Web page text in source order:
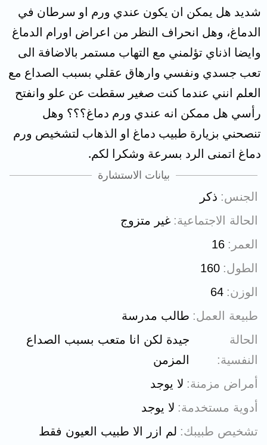
شديد هل يمكن ان يكون عندي ورم او سرطان في
الدماغ، وهل انحراف النظر من اعراض اورام الدماغ
وايضا اذناي تؤلمني مع التهاب مستمر بالاضافة الى
تعب جسدي ونفسي وارهاق عقلي بسبب الصداع مع
العلم انني عندما كنت صغير سقطت عن علو وانفتح
رأسي هل ممكن انه عندي ورم دماغ؟؟؟ وهل
تنصحني بزيارة طبيب دماغ او الذهاب لتشخيص ورم
دماغ اتمنى الرد بسرعة وشكرا لكم.
بيانات الاستشارة
الجنس ذكر
الحالة الاجتماعية غير متزوج
العمر
16
الطول 160
الوزن 64
طبيعة العمل طالب مدرسة
الحالة
النفسية
جيدة لكن انا متعب بسبب الصداع
المزمن
أمراض مزمنة لا يوجد
أدوية مستخدمة لا يوجد
تشخيص طبيبك لم ازر الا طبيب العيون فقط